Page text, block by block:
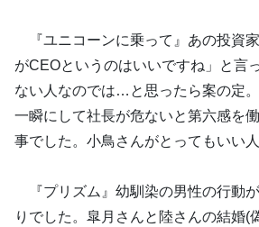
『ユニコーンに乗って』あの投資
がCEOというのはいいですね」と言
ない人なのでは…と思ったら案の定
一瞬にして社長が危ないと第六感を
事でした。小鳥さんがとってもいい
『プリズム』幼馴染の男性の行動
りでした。皐月さんと陸さんの結婚(